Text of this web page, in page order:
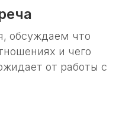
обсуждаем что
и чего
от работы с